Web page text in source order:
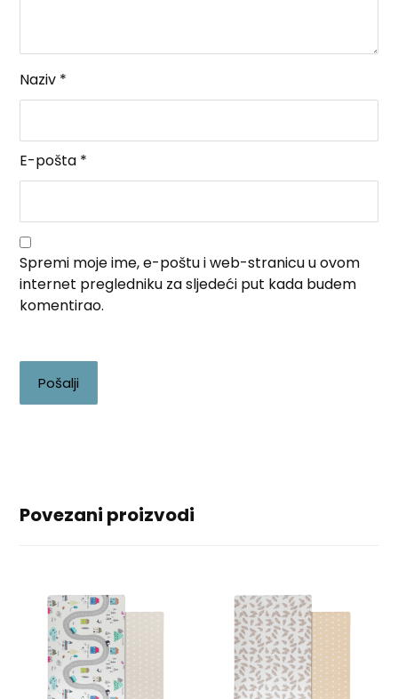
Naziv *
E-pošta *
Spremi moje ime, e-poštu i web-stranicu u ovom
internet pregledniku za sljedeći put kada budem
komentirao.
Pošalji
Povezani proizvodi